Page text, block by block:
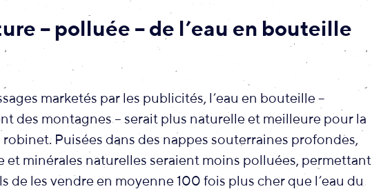
– polluée – de l’eau en bouteille
marketés par les publicités, l’eau en bouteille –
des montagnes – serait plus naturelle et meilleure pour la
robinet. Puisées dans des nappes souterraines profondes,
et minérales naturelles seraient moins polluées, permettant
de les vendre en moyenne 100 fois plus cher que l’eau du